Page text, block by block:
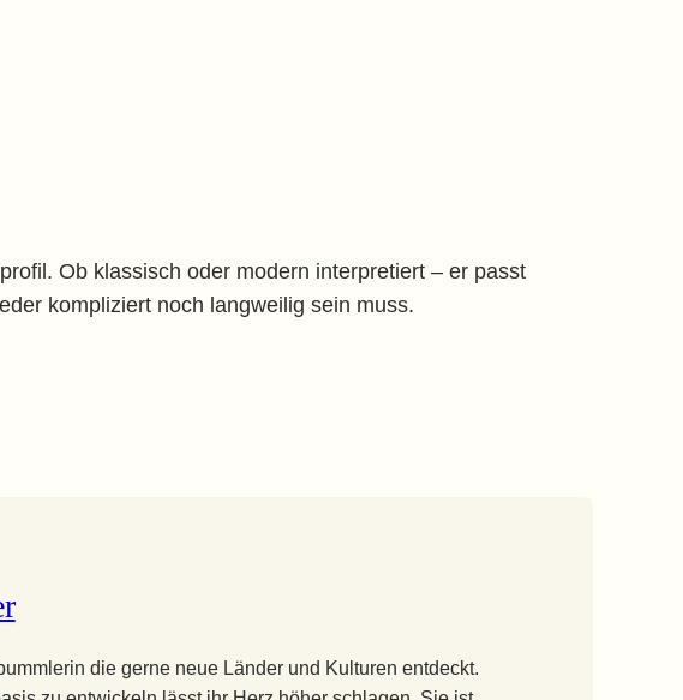
Ob klassisch oder modern interpretiert – er passt
kompliziert noch langweilig sein muss.
die gerne neue Länder und Kulturen entdeckt.